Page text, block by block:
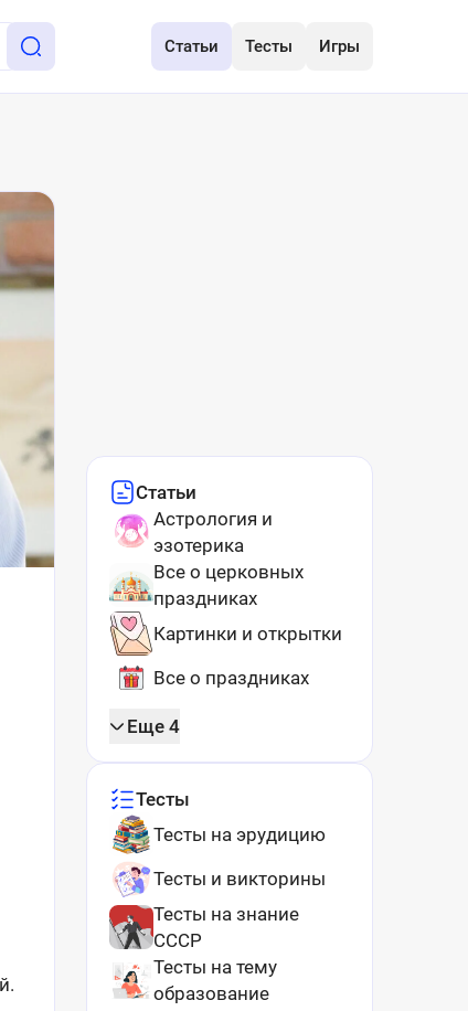
Статьи Тесты Игры
Статьи
Астрология и
эзотерика
Все о церковных
праздниках
Картинки и открытки
Все о праздниках
Еще 4
Тесты
Тесты на эрудицию
Тесты и викторины
Тесты на знание
СССР
Тесты на тему
образование